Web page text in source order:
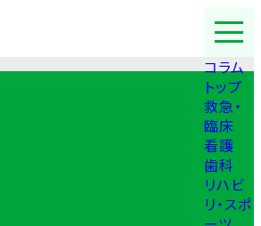
コラム
トップ
救急・
臨床
看護
歯科
リハビ
リ・スポ